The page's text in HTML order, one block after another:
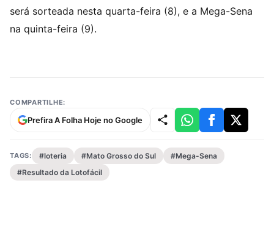
será sorteada nesta quarta-feira (8), e a Mega-Sena
na quinta-feira (9).
COMPARTILHE:
Prefira A Folha Hoje no Google
TAGS: #loteria #Mato Grosso do Sul
#Mega-Sena
#Resultado da Lotofácil